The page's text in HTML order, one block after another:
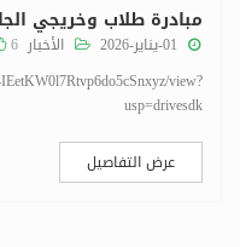
مبادرة طلاب وخريجي
الأخبار 6
view?
usp=drivesdk
عرض التفاصيل